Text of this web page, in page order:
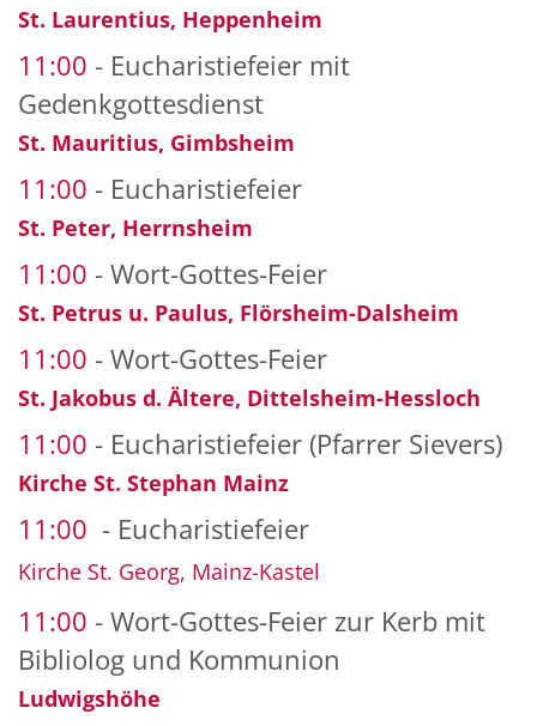
St. Laurentius, Heppenheim
11:00
Eucharistiefeier mit
Gedenkgottesdienst
St. Mauritius, Gimbsheim
11:00 Eucharistiefeier
St. Peter, Herrnsheim
11:00 Wort-Gottes-Feier
St. Petrus u. Paulus, Flörsheim-Dalsheim
11:00 Wort-Gottes-Feier
St. Jakobus d. Ältere, Dittelsheim-Hessloch
11:00 Eucharistiefeier (Pfarrer Sievers)
Kirche St. Stephan Mainz
11:00 Eucharistiefeier
Kirche St. Georg, Mainz-Kastel
11:00
Wort-Gottes-Feier zur Kerb mit
Bibliolog und Kommunion
Ludwigshöhe